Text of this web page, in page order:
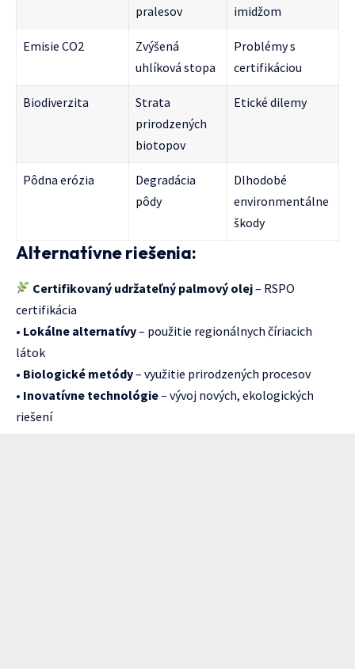
pralesov
imidžom
Emisie CO2
Zvýšená
uhlíková stopa
Problémy s
certifikáciou
Biodiverzita
Strata
prirodzených
biotopov
Etické dilemy
Pôdna erózia
Degradácia
pôdy
Dlhodobé
environmentálne
škody
Alternatívne riešenia:
Certifikovaný udržateľný palmový olej– RSPO
certifikácia
• Lokálne alternatívy– použitie regionálnych číriacich
látok
• Biologické metódy– využitie prirodzených procesov
• Inovatívne technológie– vývoj nových, ekologických
riešení